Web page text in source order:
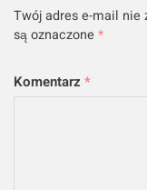
Twój adres e-mail nie
są oznaczone *
Komentarz *